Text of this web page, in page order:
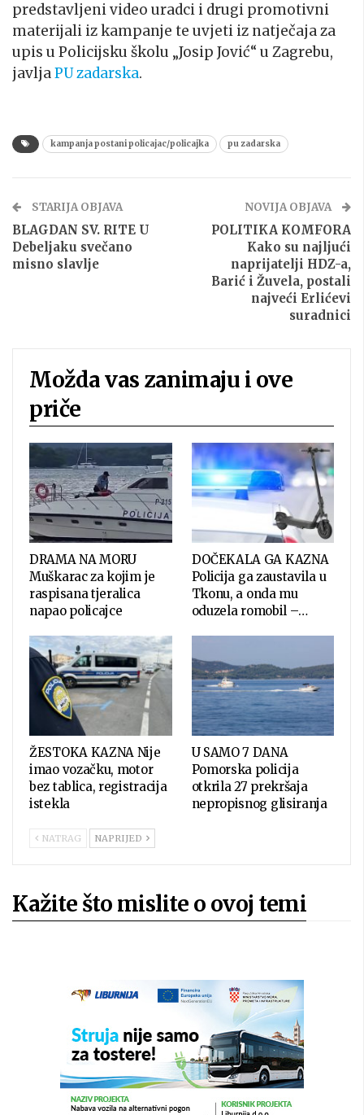
predstavljeni video uradci i drugi promotivni
materijali iz kampanje te uvjeti iz natječaja za
upis u Policijsku školu „Josip Jović“ u Zagrebu,
javljaPU zadarska.
kampanja postani policajac/policajka pu zadarska
STARIJA OBJAVA
BLAGDAN SV. RITE U
Debeljaku svečano
misno slavlje
NOVIJA OBJAVA
POLITIKA KOMFORA
Kako su najljući
naprijatelji HDZ-a,
Barić i Žuvela, postali
najveći Erlićevi
suradnici
Možda vas zanimaju i ove
priče
DRAMA NA MORU
Muškarac za kojim je
raspisana tjeralica
napao policajce
DOČEKALA GA KAZNA
Policija ga zaustavila u
Tkonu, a onda mu
oduzela romobil –…
ŽESTOKA KAZNA Nije
imao vozačku, motor
bez tablica, registracija
istekla
U SAMO 7 DANA
Pomorska policija
otkrila 27 prekršaja
nepropisnog glisiranja
NATRAG NAPRIJED
Kažite što mislite o ovoj temi